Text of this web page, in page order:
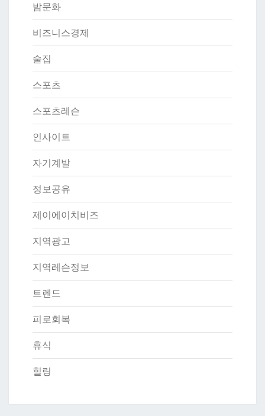
밤문화
비즈니스경제
술집
스포츠
스포츠레슨
인사이트
자기계발
정보공유
제이에이치비즈
지역광고
지역레슨정보
트렌드
피로회복
휴식
힐링